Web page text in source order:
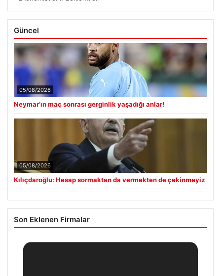
Güncel
05/08/2026
Neymar’ın maç sonrası gerginlik yaşadığı anlar!
05/08/2026
Kılıçdaroğlu: Hesap sormaktan da vermekten de çekinmeyiz
Son Eklenen Firmalar